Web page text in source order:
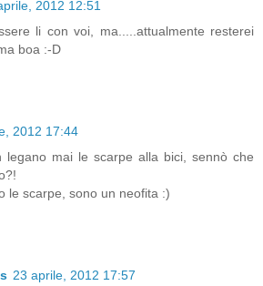
2012 12:51
li con voi, ma.....attualmente resterei
boa :-D
2012 17:44
legano mai le scarpe alla bici, sennò che
le scarpe, sono un neofita :)
23 aprile, 2012 17:57